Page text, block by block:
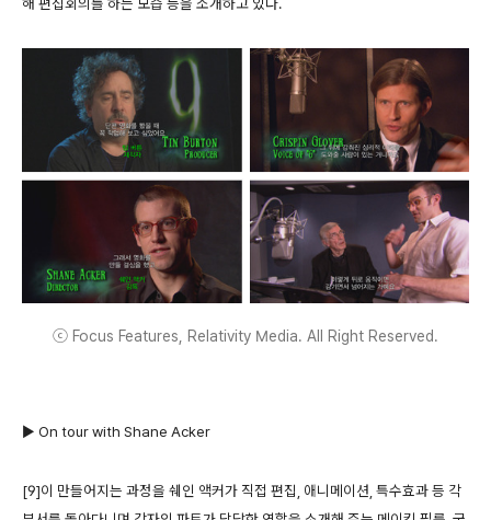
해 편집회의를 하는 모습 등을 소개하고 있다.
ⓒ Focus Features, Relativity Media. All Right Reserved.
▶ On tour with Shane Acker
[9]이 만들어지는 과정을 쉐인 액커가 직접 편집, 애니메이션, 특수효과 등 각